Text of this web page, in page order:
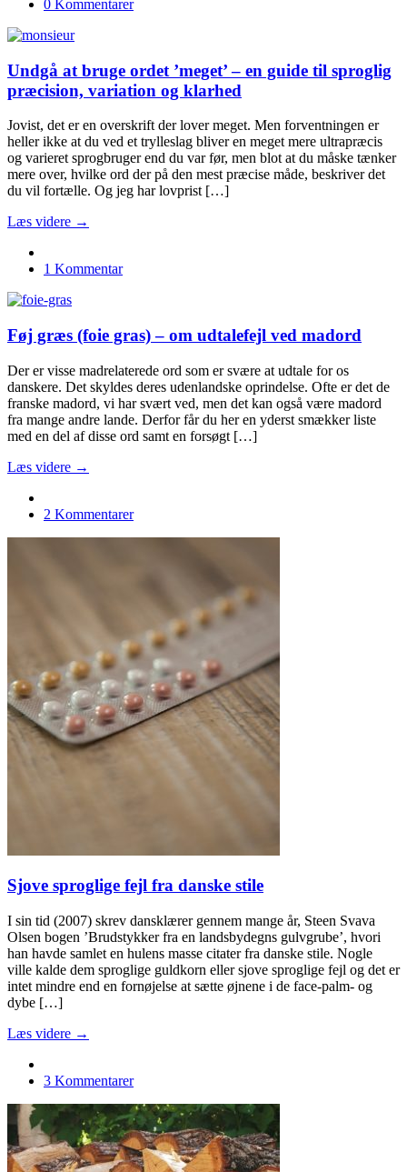
0 Kommentarer
Undgå at bruge ordet ’meget’ – en guide til sproglig
præcision, variation og klarhed
Jovist, det er en overskrift der lover meget. Men forventningen er
heller ikke at du ved et trylleslag bliver en meget mere ultrapræcis
og varieret sprogbruger end du var før, men blot at du måske tænker
mere over, hvilke ord der på den mest præcise måde, beskriver det
du vil fortælle. Og jeg har lovprist […]
Læs videre →
1 Kommentar
Føj græs (foie gras) – om udtalefejl ved madord
Der er visse madrelaterede ord som er svære at udtale for os
danskere. Det skyldes deres udenlandske oprindelse. Ofte er det de
franske madord, vi har svært ved, men det kan også være madord
fra mange andre lande. Derfor får du her en yderst smækker liste
med en del af disse ord samt en forsøgt […]
Læs videre →
2 Kommentarer
Sjove sproglige fejl fra danske stile
I sin tid (2007) skrev dansklærer gennem mange år, Steen Svava
Olsen bogen ’Brudstykker fra en landsbydegns gulvgrube’, hvori
han havde samlet en hulens masse citater fra danske stile. Nogle
ville kalde dem sproglige guldkorn eller sjove sproglige fejl og det er
intet mindre end en fornøjelse at sætte øjnene i de face-palm- og
dybe […]
Læs videre →
3 Kommentarer